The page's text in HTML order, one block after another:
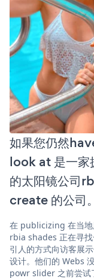
如果您仍然
look at 是一家
的太阳镜公司
create 的公司。
在 publicizing 在当地
rbia shades 正在寻
引人的方式向访客展
设计。他们的 Webs
powr slider 之前尝